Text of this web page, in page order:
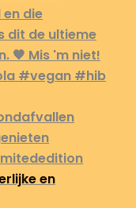
en